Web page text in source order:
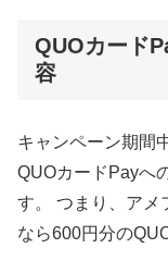
QUOカード
容
キャンペーン期間
QUOカードPayへ
す。 つまり、アメ
なら600円分の